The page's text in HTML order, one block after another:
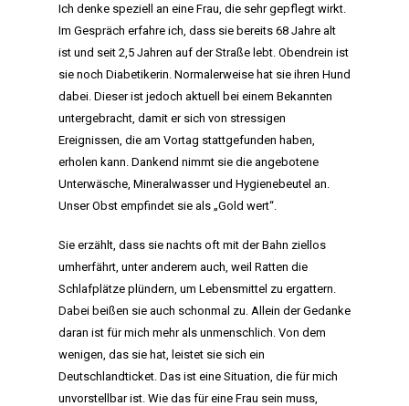
Ich denke speziell an eine Frau, die sehr gepflegt wirkt.
Im Gespräch erfahre ich, dass sie bereits 68 Jahre alt
ist und seit 2,5 Jahren auf der Straße lebt. Obendrein ist
sie noch Diabetikerin. Normalerweise hat sie ihren Hund
dabei. Dieser ist jedoch aktuell bei einem Bekannten
untergebracht, damit er sich von stressigen
Ereignissen, die am Vortag stattgefunden haben,
erholen kann. Dankend nimmt sie die angebotene
Unterwäsche, Mineralwasser und Hygienebeutel an.
Unser Obst empfindet sie als „Gold wert“.
Sie erzählt, dass sie nachts oft mit der Bahn ziellos
umherfährt, unter anderem auch, weil Ratten die
Schlafplätze plündern, um Lebensmittel zu ergattern.
Dabei beißen sie auch schonmal zu. Allein der Gedanke
daran ist für mich mehr als unmenschlich. Von dem
wenigen, das sie hat, leistet sie sich ein
Deutschlandticket. Das ist eine Situation, die für mich
unvorstellbar ist. Wie das für eine Frau sein muss,